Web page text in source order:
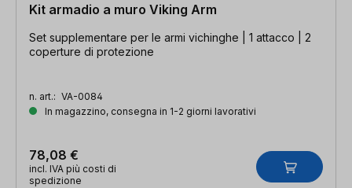
Kit armadio a muro Viking Arm
Set supplementare per le armi vichinghe | 1 attacco | 2
coperture di protezione
n. art.: VA-0084
In magazzino, consegna in 1-2 giorni lavorativi
78,08 €
incl. IVA più costi di
spedizione